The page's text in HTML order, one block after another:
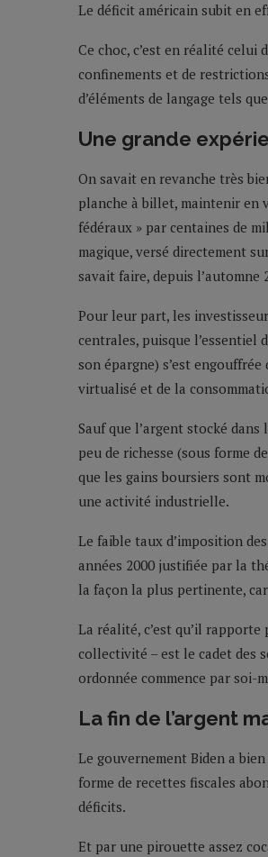
Le déficit américain subit en
Ce choc, c’est en réalité celui
confinements et de
d’éléments de langage tels
Une grande
On savait en revanche très
planche à billet, maintenir en
fédéraux » par centaines de
magique, versé directement
savait faire, depuis l’automne
Pour leur part, les
centrales, puisque l’essentiel
son épargne) s’est
virtualisé et de la
Sauf que l’argent stocké dans
peu de richesse (sous forme
que les gains boursiers sont
une activité industrielle.
Le faible taux d’imposition
années 2000 justifiée par la
la façon la plus pertinente,
La réalité, c’est qu’il
collectivité – est le cadet des
ordonnée commence par soi-
La fin de l’argent
Le gouvernement Biden a
forme de recettes fiscales
déficits.
Et par une pirouette assez